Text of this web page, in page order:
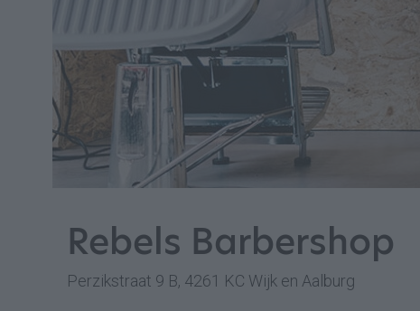
Rebels Barbershop
Perzikstraat 9 B, 4261 KC Wijk en Aalburg